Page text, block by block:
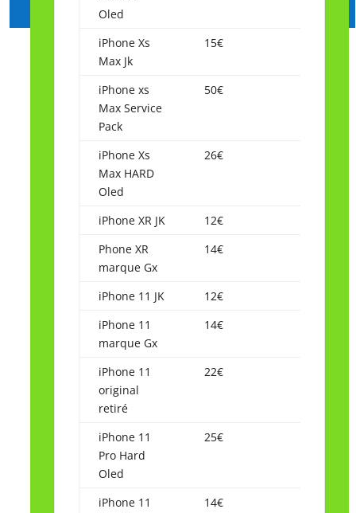
Oled
iPhone Xs
Max Jk
15€
iPhone xs
Max Service
Pack
50€
iPhone Xs
Max HARD
Oled
26€
iPhone XR JK
12€
Phone XR
marque Gx
14€
iPhone 11 JK
12€
iPhone 11
marque Gx
14€
iPhone 11
original
retiré
22€
iPhone 11
Pro Hard
Oled
25€
iPhone 11
14€